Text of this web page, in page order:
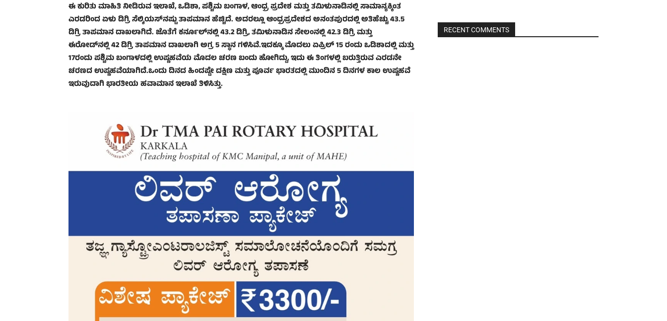
ಈ ಕುರಿತು ಮಾಹಿತಿ ನೀಡಿರುವ ಇಲಾಖೆ, ಒಡಿಶಾ, ಪಶ್ಚಿಮ ಬಂಗಾಳ, ಆಂಧ್ರ ಪ್ರದೇಶ ಮತ್ತು ತಮಿಳುನಾಡಿನಲ್ಲಿ ಸಾಮಾನ್ಯಕ್ಕಿಂತ
ಎರಡರಿಂದ ಏಳು ಡಿಗ್ರಿ ಸೆಲ್ಶಿಯಸ್‌ನಷ್ಟು ತಾಪಮಾನ ಹೆಚ್ಚಿದೆ. ಅದರಲ್ಲೂ ಆಂಧ್ರಪ್ರದೇಶದ ಅನಂತಪುರದಲ್ಲಿ ಅತಿಹೆಚ್ಚು 43.5
ಡಿಗ್ರಿ ತಾಪಮಾನ ದಾಖಲಾಗಿದೆ. ಜೊತೆಗೆ ಕರ್ನೂಲ್‌ನಲ್ಲಿ 43.2 ಡಿಗ್ರಿ, ತಮಿಳುನಾಡಿನ ಸೇಲಂನಲ್ಲಿ 42.3 ಡಿಗ್ರಿ ಮತ್ತು
ಈರೋಡ್‌ನಲ್ಲಿ 42 ಡಿಗ್ರಿ ತಾಪಮಾನ ದಾಖಲಾಗಿ ಅಗ್ರ 5 ಸ್ಥಾನ ಗಳಿಸಿವೆ.ಇದಕ್ಕೂ ಮೊದಲು ಏಪ್ರಿಲ್‌ 15 ರಂದು ಒಡಿಶಾದಲ್ಲಿ ಮತ್ತು
17ರಂದು ಪಶ್ಚಿಮ ಬಂಗಾಳದಲ್ಲಿ ಉಷ್ಣಹವೆಯ ಮೊದಲ ಚರಣ ಬಂದು ಹೋಗಿದ್ದು, ಇದು ಈ ತಿಂಗಳಲ್ಲಿ ಬರುತ್ತಿರುವ ಎರಡನೇ
ಚರಣದ ಉಷ್ಣಹವೆಯಾಗಿದೆ.ಒಂದು ದಿನದ ಹಿಂದಷ್ಟೇ ದಕ್ಷಿಣ ಮತ್ತು ಪೂರ್ವ ಭಾರತದಲ್ಲಿ ಮುಂದಿನ 5 ದಿನಗಳ ಕಾಲ ಉಷ್ಣಹವೆ
ಇರುವುದಾಗಿ ಭಾರತೀಯ ಹವಾಮಾನ ಇಲಾಖೆ ತಿಳಿಸಿತ್ತು.
RECENT COMMENTS